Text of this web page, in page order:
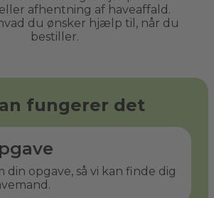
afhentning af haveaffald.
du ønsker hjælp til, når du
bestiller.
fungerer det
din opgave, så vi kan finde dig